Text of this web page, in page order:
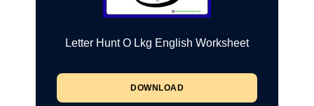
Letter Hunt O Lkg English Worksheet
DOWNLOAD